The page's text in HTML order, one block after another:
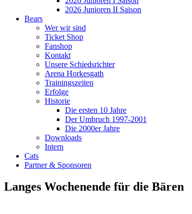
2026 Junioren II Saison
Bears
Wer wir sind
Ticket Shop
Fanshop
Kontakt
Unsere Schiedsrichter
Arena Horkesgath
Trainingszeiten
Erfolge
Historie
Die ersten 10 Jahre
Der Umbruch 1997-2001
Die 2000er Jahre
Downloads
Intern
Cats
Partner & Sponsoren
Langes Wochenende für die Bären